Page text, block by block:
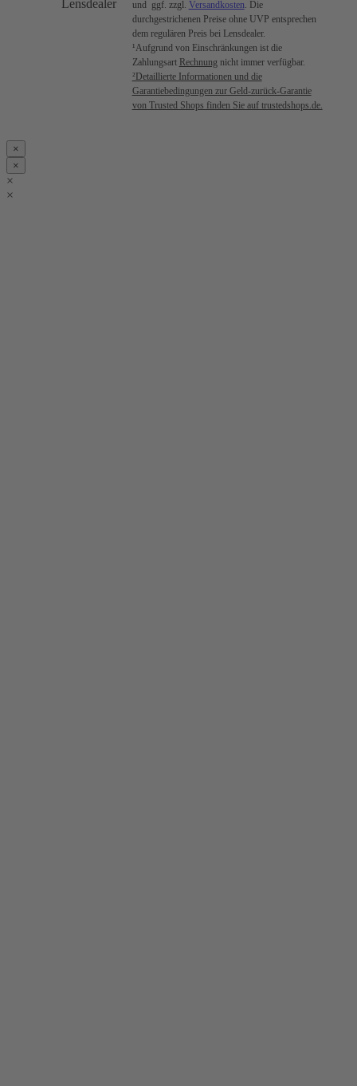
Lensdealer und ggf. zzgl. Versandkosten. Die
durchgestrichenen Preise ohne UVP entsprechen
dem regulären Preis bei Lensdealer.
¹Aufgrund von Einschränkungen ist die
Zahlungsart Rechnungnicht immer verfügbar.
²Detaillierte Informationen und die
Garantiebedingungen zur Geld-zurück-Garantie
von Trusted Shops finden Sie auf trustedshops.de.
×
×
×
×